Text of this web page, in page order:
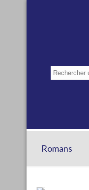
Romans